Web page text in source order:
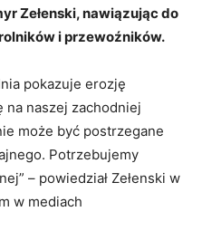
Zełenski, nawiązując do
i przewoźników.
pokazuje erozję
na naszej zachodniej
może być postrzegane
Potrzebujemy
– powiedział Zełenski w
w mediach